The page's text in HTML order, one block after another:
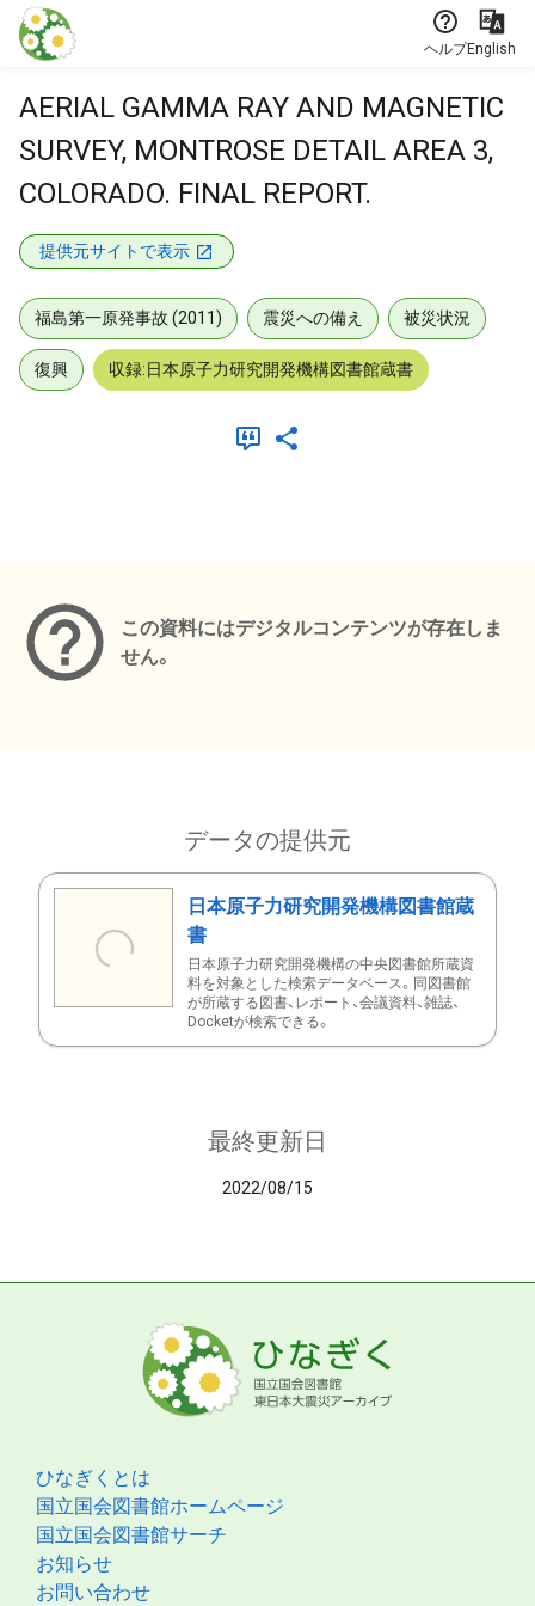
本文に飛ぶ
ヘルプEnglish
AERIAL GAMMA RAY AND MAGNETIC
SURVEY, MONTROSE DETAIL AREA 3,
COLORADO. FINAL REPORT.
提供元サイトで表示
福島第一原発事故 (2011) 震災への備え 被災状況
復興 収録:日本原子力研究開発機構図書館蔵書
この資料にはデジタルコンテンツが存在しま
せん。
データの提供元
日本原子力研究開発機構図書館蔵
書
日本原子力研究開発機構の中央図書館所蔵資
料を対象とした検索データベース。同図書館
が所蔵する図書、レポート、会議資料、雑誌、
Docketが検索できる。
最終更新日
2022/08/15
ひなぎくとは
国立国会図書館ホームページ
国立国会図書館サーチ
お知らせ
お問い合わせ